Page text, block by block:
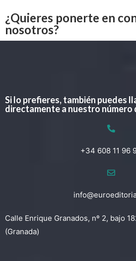
¿Quieres ponerte en
nosotros?
Si lo prefieres, también puedes
directamente a nuestro
+34 608 11 96
Calle Enrique Granados, nº 2, bajo
(Granada)